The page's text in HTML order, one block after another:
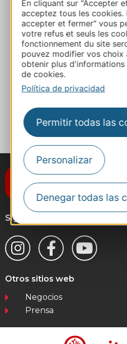
En cliquant sur "Accepter
acceptez tous les cookies.
accepter et fermer" vous
votre refus et seuls les
fonctionnement du site
pouvez modifier vos choix
obtenir plus
de cookies.
Política de privacidad
Permitir todas las
Personalizar
Denegar todas las
+33618937783
E-mail
Sitio web
Suscríbase al
Destination
Síganos
Otros sitios web
Negocios
Prensa